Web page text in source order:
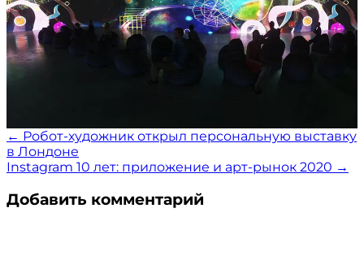
Навигация
по
записям
← Робот-художник открыл персональную выставку
в Лондоне
Instagram 10 лет: приложение и арт-рынок 2020 →
Добавить комментарий